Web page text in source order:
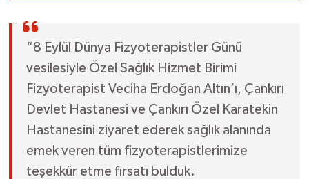
“8 Eylül Dünya Fizyoterapistler Günü
vesilesiyle Özel Sağlık Hizmet Birimi
Fizyoterapist Veciha Erdoğan Altın’ı, Çankırı
Devlet Hastanesi ve Çankırı Özel Karatekin
Hastanesini ziyaret ederek sağlık alanında
emek veren tüm fizyoterapistlerimize
teşekkür etme fırsatı bulduk.